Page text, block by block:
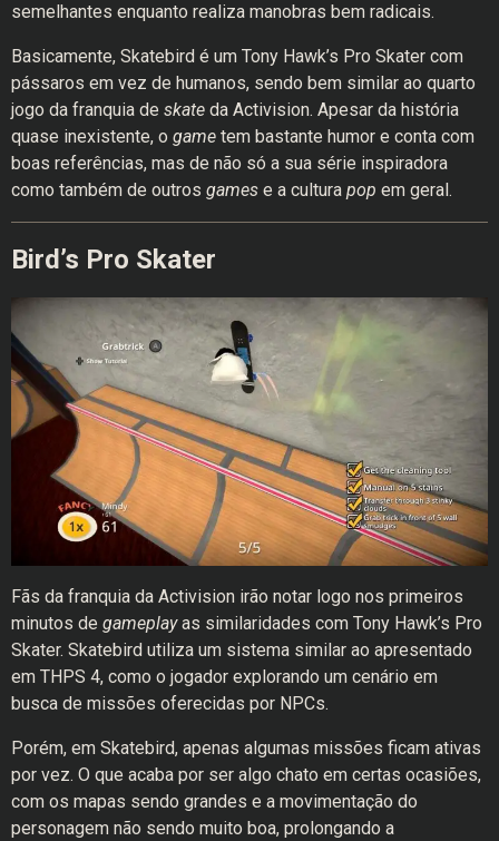
semelhantes enquanto realiza manobras bem radicais.
Basicamente, Skatebird é um Tony Hawk’s Pro Skater com
pássaros em vez de humanos, sendo bem similar ao quarto
jogo da franquia de skate da Activision. Apesar da história
quase inexistente, o game tem bastante humor e conta com
boas referências, mas de não só a sua série inspiradora
como também de outros games e a cultura pop em geral.
Bird’s Pro Skater
Fãs da franquia da Activision irão notar logo nos primeiros
minutos de gameplayas similaridades com Tony Hawk’s Pro
Skater. Skatebird utiliza um sistema similar ao apresentado
em THPS 4, como o jogador explorando um cenário em
busca de missões oferecidas por NPCs.
Porém, em Skatebird, apenas algumas missões ficam ativas
por vez. O que acaba por ser algo chato em certas ocasiões,
com os mapas sendo grandes e a movimentação do
personagem não sendo muito boa, prolongando a